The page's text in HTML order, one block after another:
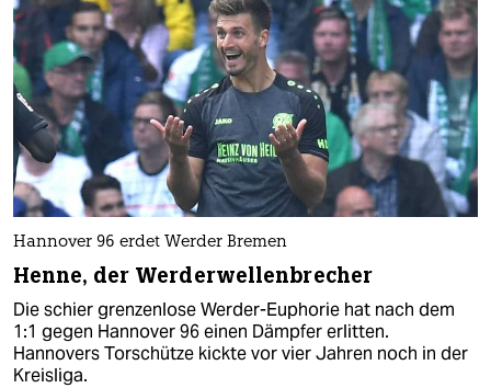
Hannover 96 erdet Werder Bremen
Henne, der Werderwellenbrecher
Die schier grenzenlose Werder-Euphorie hat nach dem
1:1 gegen Hannover 96 einen Dämpfer erlitten.
Hannovers Torschütze kickte vor vier Jahren noch in der
Kreisliga.